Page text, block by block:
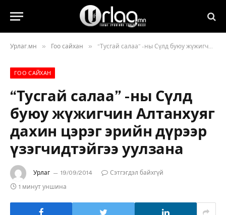
Урлаг.мн » Гоо сайхан » “Тусгай салаа” -ны Сүлд буюу жүжигчин Алтанхуяг дахин цэрэг эрийн дүрээр үзэгчидтэйгээ уулзана
ГОО САЙХАН
“Тусгай салаа” -ны Сүлд
буюу жүжигчин Алтанхуяг
дахин цэрэг эрийн дүрээр
үзэгчидтэйгээ уулзана
Урлаг 19/09/2014
Сэтгэгдэл байхгүй
1 минут уншина